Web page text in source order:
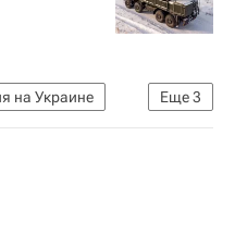
Еще3
на Украине
Богомаз